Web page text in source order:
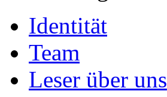
Identität
Team
Leser über uns